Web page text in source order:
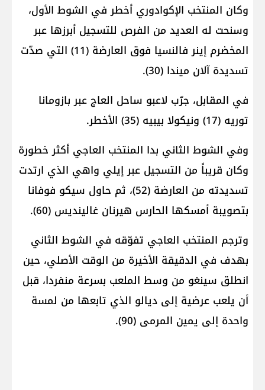
وكان المنتخب الإكوادوري أخطر في الشوط الأول،
وسنحت له العديد من الفرص للتسجيل أبرزها عبر
المخضرم إينر فالنسيا فوق العارضة (11) التي صدّت
تسديدة آلان ميندا (30).
في المقابل، جرّب لاعبو ساحل العاج عبر بازومانا
توريه (17) ونيكولا بيبيه (35) الأخطر.
وفي الشوط الثاني بدا المنتخب العاجي أكثر خطورة
وكان قريباً من التسجيل عبر إيلي واهي الذي ارتدت
تسديدته من العارضة (52)، ثم حاول سيكو فوفانا
بتصويبة أمسكها الحارس هيرنان غالينديس (60).
وترجم المنتخب العاجي تفوّقه في الشوط الثاني
بهدف في الدقيقة الأخيرة من الوقت الأصلي، حين
انطلق سينغو من وسط الملعب بسرعة منفردا، قبل
أن يلعب عرضية إلى ديالو الذي تابعها من لمسة
واحدة إلى يمين المرمى (90).